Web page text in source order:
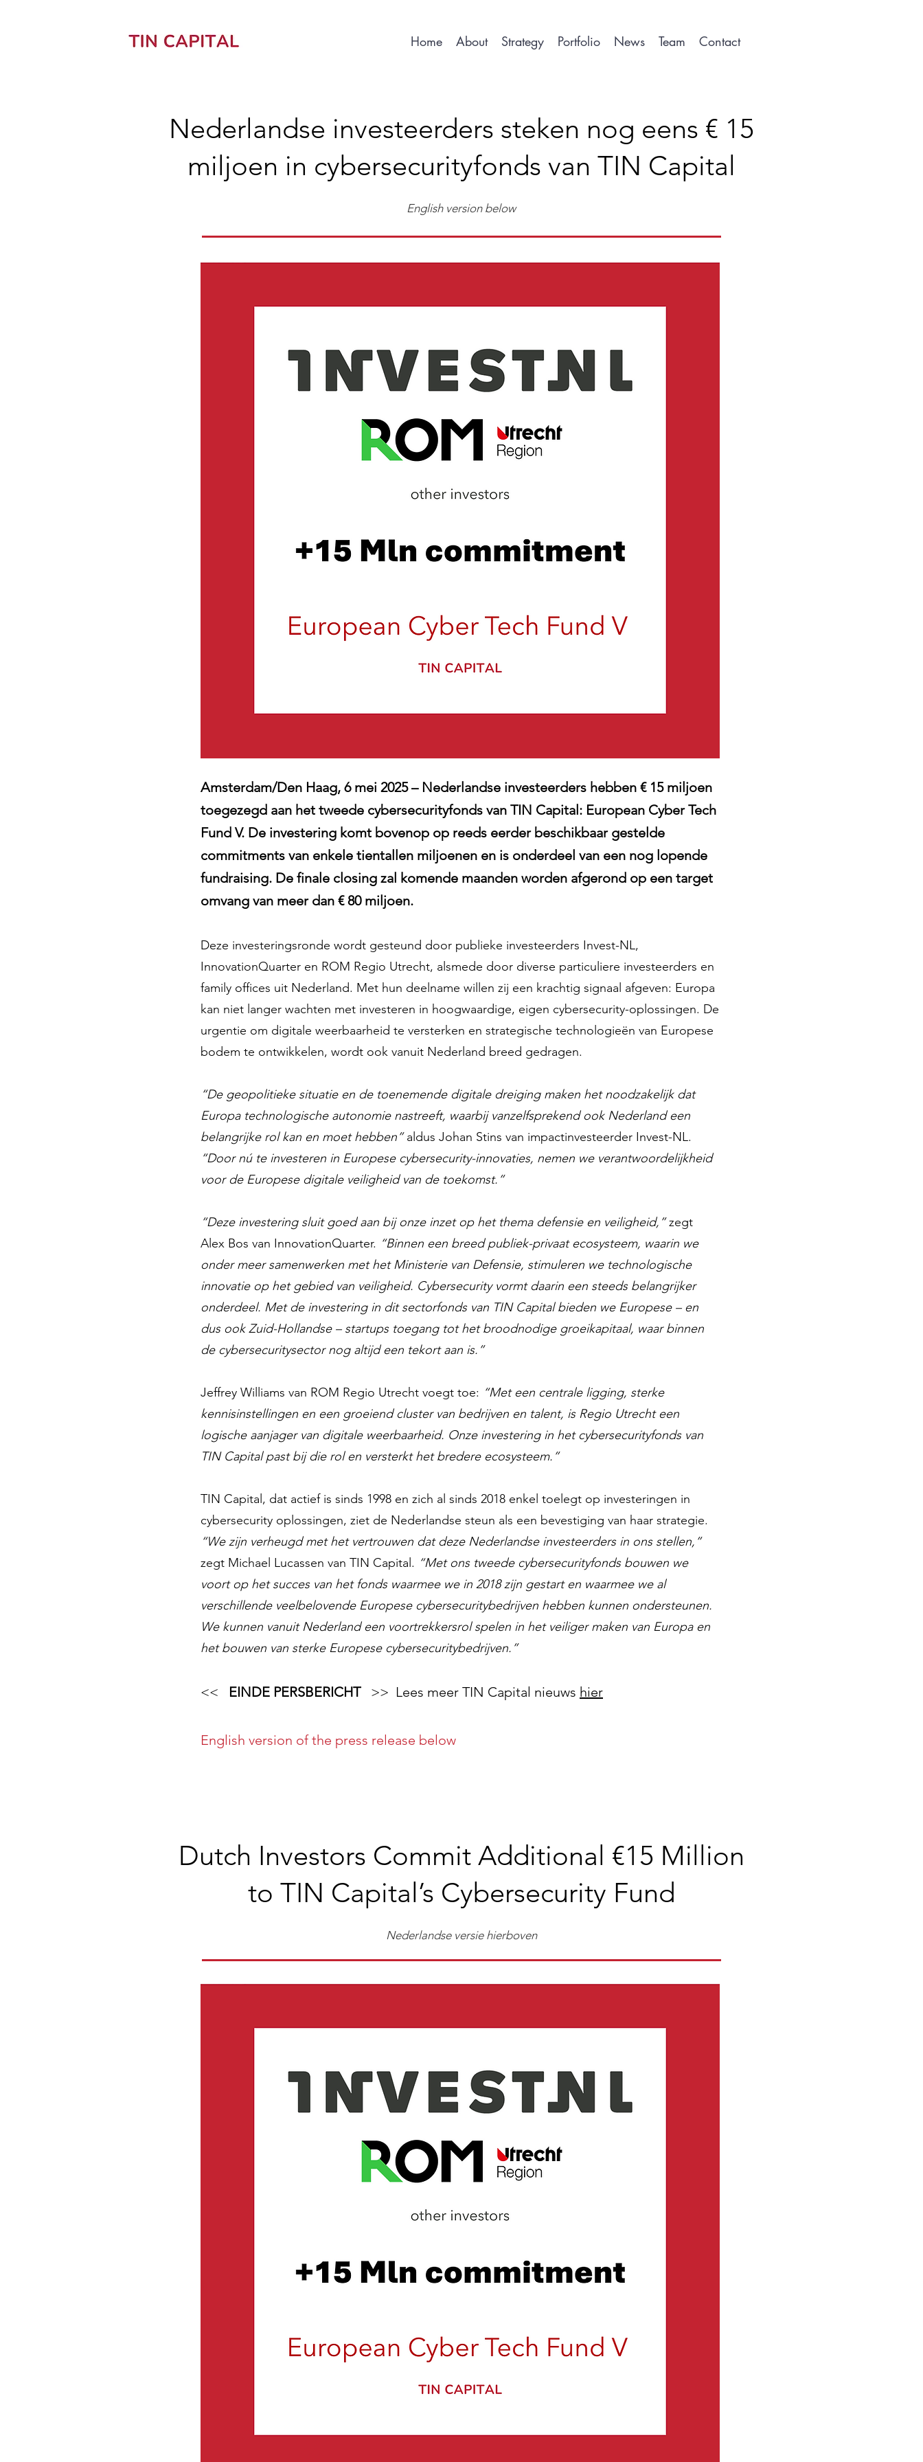
Home About Strategy Portfolio News Team Contact
Nederlandse investeerders steken nog eens € 15
miljoen in cybersecurityfonds van TIN Capital
English version below
Amsterdam/Den Haag, 6 mei 2025 – Nederlandse investeerders hebben € 15 miljoen
toegezegd aan het tweede cybersecurityfonds van TIN Capital: European Cyber Tech
Fund V. De investering komt bovenop op reeds eerder beschikbaar gestelde
commitments van enkele tientallen miljoenen en is onderdeel van een nog lopende
fundraising. De finale closing zal komende maanden worden afgerond op een target
omvang van meer dan € 80 miljoen.
Deze investeringsronde wordt gesteund door publieke investeerders Invest-NL,
InnovationQuarter en ROM Regio Utrecht, alsmede door diverse particuliere investeerders en
family offices uit Nederland. Met hun deelname willen zij een krachtig signaal afgeven: Europa
kan niet langer wachten met investeren in hoogwaardige, eigen cybersecurity-oplossingen. De
urgentie om digitale weerbaarheid te versterken en strategische technologieën van Europese
bodem te ontwikkelen, wordt ook vanuit Nederland breed gedragen.
“De geopolitieke situatie en de toenemende digitale dreiging maken het noodzakelijk dat
Europa technologische autonomie nastreeft, waarbij vanzelfsprekend ook Nederland een
belangrijke rol kan en moet hebben”aldus Johan Stins van impactinvesteerder Invest-NL.
“Door nú te investeren in Europese cybersecurity-innovaties, nemen we verantwoordelijkheid
voor de Europese digitale veiligheid van de toekomst.”
“Deze investering sluit goed aan bij onze inzet op het thema defensie en veiligheid,”zegt
Alex Bos van InnovationQuarter. “Binnen een breed publiek-privaat ecosysteem, waarin we
onder meer samenwerken met het Ministerie van Defensie, stimuleren we technologische
innovatie op het gebied van veiligheid. Cybersecurity vormt daarin een steeds belangrijker
onderdeel. Met de investering in dit sectorfonds van TIN Capital bieden we Europese – en
dus ook Zuid-Hollandse – startups toegang tot het broodnodige groeikapitaal, waar binnen
de cybersecuritysector nog altijd een tekort aan is.”
Jeffrey Williams van ROM Regio Utrecht voegt toe: “Met een centrale ligging, sterke
kennisinstellingen en een groeiend cluster van bedrijven en talent, is Regio Utrecht een
logische aanjager van digitale weerbaarheid. Onze investering in het cybersecurityfonds van
TIN Capital past bij die rol en versterkt het bredere ecosysteem.”
TIN Capital, dat actief is sinds 1998 en zich al sinds 2018 enkel toelegt op investeringen in
cybersecurity oplossingen, ziet de Nederlandse steun als een bevestiging van haar strategie.
“We zijn verheugd met het vertrouwen dat deze Nederlandse investeerders in ons stellen,”
zegt Michael Lucassen van TIN Capital. “Met ons tweede cybersecurityfonds bouwen we
voort op het succes van het fonds waarmee we in 2018 zijn gestart en waarmee we al
verschillende veelbelovende Europese cybersecuritybedrijven hebben kunnen ondersteunen.
We kunnen vanuit Nederland een voortrekkersrol spelen in het veiliger maken van Europa en
het bouwen van sterke Europese cybersecuritybedrijven.”
<< EINDE PERSBERICHT >> Lees meer TIN Capital nieuws hier
English version of the press release below
Dutch Investors Commit Additional €15 Million
to TIN Capital’s Cybersecurity Fund
Nederlandse versie hierboven